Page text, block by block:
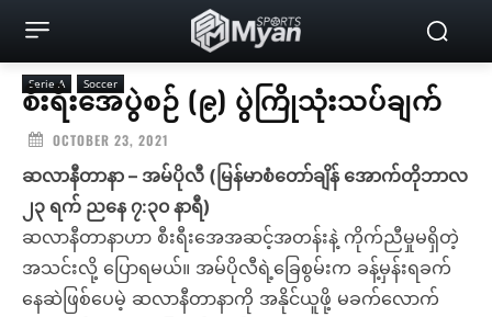
Serie A Soccer
စီးရီးအေပွဲစဉ် (၉) ပွဲကြိုသုံးသပ်ချက်
OCTOBER 23, 2021
ဆလာနီတာနာ – အမ်ပိုလီ (မြန်မာစံတော်ချိန် အောက်တိုဘာလ
၂၃ ရက် ညနေ ၇:၃၀ နာရီ)
ဆလာနီတာနာဟာ စီးရီးအေအဆင့်အတန်းနဲ့ ကိုက်ညီမှုမရှိတဲ့
အသင်းလို့ ပြောရမယ်။ အမ်ပိုလီရဲ့ခြေစွမ်းက ခန့်မှန်းရခက်
နေဆဲဖြစ်ပေမဲ့ ဆလာနီတာနာကို အနိုင်ယူဖို့ မခက်လောက်